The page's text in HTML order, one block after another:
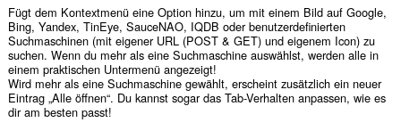
Fügt dem Kontextmenü eine Option hinzu, um mit einem Bild auf Google,
Bing, Yandex, TinEye, SauceNAO, IQDB oder benutzerdefinierten
Suchmaschinen (mit eigener URL (POST & GET) und eigenem Icon) zu
suchen. Wenn du mehr als eine Suchmaschine auswählst, werden alle in
einem praktischen Untermenü angezeigt!
Wird mehr als eine Suchmaschine gewählt, erscheint zusätzlich ein neuer
Eintrag „Alle öffnen“. Du kannst sogar das Tab-Verhalten anpassen, wie es
dir am besten passt!